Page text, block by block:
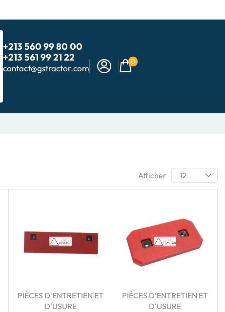
+213 560 99 80 00
+213 561 99 21 22
contact@gstractor.com
0
Afficher
PIÈCES D'ENTRETIEN ET
D'USURE
PIÈCES D'ENTRETIEN ET
D'USURE